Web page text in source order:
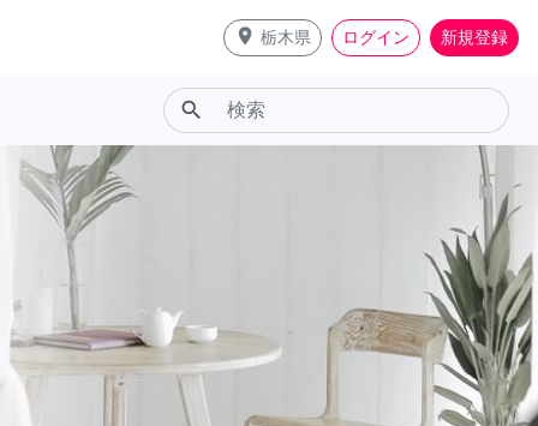
place 栃木県 ログイン 新規登録
search